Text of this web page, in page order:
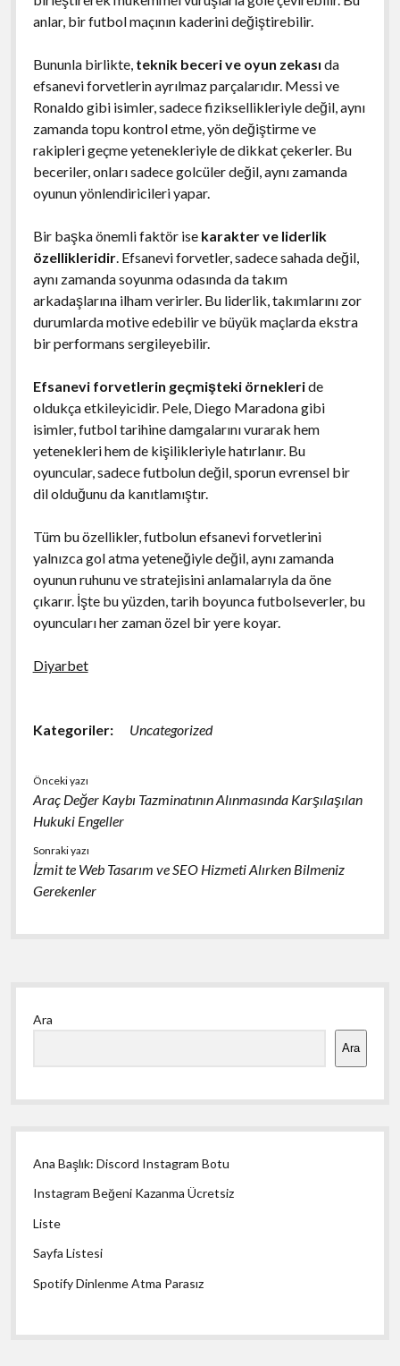
anlar, bir futbol maçının kaderini değiştirebilir.
Bununla birlikte, teknik beceri ve oyun zekası da
efsanevi forvetlerin ayrılmaz parçalarıdır. Messi ve
Ronaldo gibi isimler, sadece fiziksellikleriyle değil, aynı
zamanda topu kontrol etme, yön değiştirme ve
rakipleri geçme yetenekleriyle de dikkat çekerler. Bu
beceriler, onları sadece golcüler değil, aynı zamanda
oyunun yönlendiricileri yapar.
Bir başka önemli faktör ise karakter ve liderlik
özellikleridir. Efsanevi forvetler, sadece sahada değil,
aynı zamanda soyunma odasında da takım
arkadaşlarına ilham verirler. Bu liderlik, takımlarını zor
durumlarda motive edebilir ve büyük maçlarda ekstra
bir performans sergileyebilir.
Efsanevi forvetlerin geçmişteki örnekleride
oldukça etkileyicidir. Pele, Diego Maradona gibi
isimler, futbol tarihine damgalarını vurarak hem
yetenekleri hem de kişilikleriyle hatırlanır. Bu
oyuncular, sadece futbolun değil, sporun evrensel bir
dil olduğunu da kanıtlamıştır.
Tüm bu özellikler, futbolun efsanevi forvetlerini
yalnızca gol atma yeteneğiyle değil, aynı zamanda
oyunun ruhunu ve stratejisini anlamalarıyla da öne
çıkarır. İşte bu yüzden, tarih boyunca futbolseverler, bu
oyuncuları her zaman özel bir yere koyar.
Diyarbet
Kategoriler: Uncategorized
Önceki yazı
Araç Değer Kaybı Tazminatının Alınmasında Karşılaşılan
Hukuki Engeller
Sonraki yazı
İzmit te Web Tasarım ve SEO Hizmeti Alırken Bilmeniz
Gerekenler
Yan
Menü
Ara
Ara
Ana Başlık: Discord Instagram Botu
Instagram Beğeni Kazanma Ücretsiz
Liste
Sayfa Listesi
Spotify Dinlenme Atma Parasız